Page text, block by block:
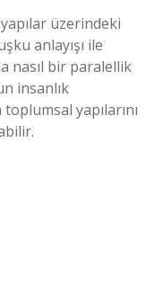
üzerindeki
anlayışı ile
nasıl bir paralellik
insanlık
yapılarını